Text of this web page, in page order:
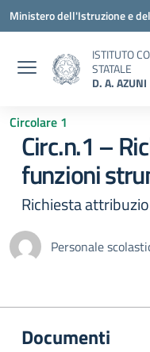
Vai ai contenuti
Vai al menu di navigazione
Vai al footer
Ministero dell'Istruzione e
ISTITUTO
STATALE
D. A. AZUNI
Circolare 1
Circ.n.1 –
funzioni
Richiesta
Personale
Documenti